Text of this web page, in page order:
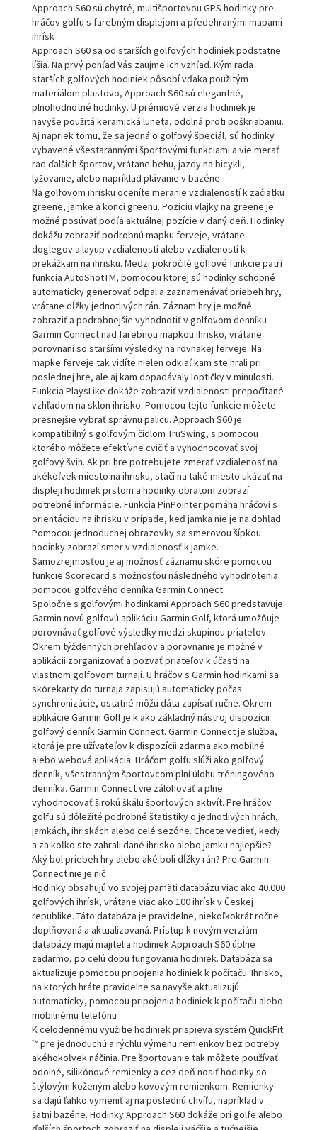
Approach S60 sú chytré, multišportovou GPS hodinky pre
hráčov golfu s farebným displejom a předehranými mapami
ihrísk
Approach S60 sa od starších golfových hodiniek podstatne
líšia. Na prvý pohľad Vás zaujme ich vzhľad. Kým rada
starších golfových hodiniek pôsobí vďaka použitým
materiálom plastovo, Approach S60 sú elegantné,
plnohodnotné hodinky. U prémiové verzia hodiniek je
navyše použitá keramická luneta, odolná proti poškriabaniu.
Aj napriek tomu, že sa jedná o golfový špeciál, sú hodinky
vybavené všestarannými športovými funkciami a vie merať
rad ďalších športov, vrátane behu, jazdy na bicykli,
lyžovanie, alebo napríklad plávanie v bazéne
Na golfovom ihrisku oceníte meranie vzdialeností k začiatku
greene, jamke a konci greenu. Pozíciu vlajky na greene je
možné posúvať podľa aktuálnej pozície v daný deň. Hodinky
dokážu zobraziť podrobnú mapku ferveje, vrátane
doglegov a layup vzdialeností alebo vzdialeností k
prekážkam na ihrisku. Medzi pokročilé golfové funkcie patrí
funkcia AutoShotTM, pomocou ktorej sú hodinky schopné
automaticky generovať odpal a zaznamenávať priebeh hry,
vrátane dĺžky jednotlivých rán. Záznam hry je možné
zobraziť a podrobnejšie vyhodnotiť v golfovom denníku
Garmin Connect nad farebnou mapkou ihrisko, vrátane
porovnaní so staršími výsledky na rovnakej ferveje. Na
mapke ferveje tak vidíte nielen odkiaľ kam ste hrali pri
poslednej hre, ale aj kam dopadávaly loptičky v minulosti.
Funkcia PlaysLike dokáže zobraziť vzdialenosti prepočítané
vzhľadom na sklon ihrisko. Pomocou tejto funkcie môžete
presnejšie vybrať správnu palicu. Approach S60 je
kompatibilný s golfovým čidlom TruSwing, s pomocou
ktorého môžete efektívne cvičiť a vyhodnocovať svoj
golfový švih. Ak pri hre potrebujete zmerať vzdialenosť na
akékoľvek miesto na ihrisku, stačí na také miesto ukázať na
displeji hodiniek prstom a hodinky obratom zobrazí
potrebné informácie. Funkcia PinPointer pomáha hráčovi s
orientáciou na ihrisku v prípade, keď jamka nie je na dohľad.
Pomocou jednoduchej obrazovky sa smerovou šípkou
hodinky zobrazí smer v vzdialenosť k jamke.
Samozrejmosťou je aj možnosť záznamu skóre pomocou
funkcie Scorecard s možnosťou následného vyhodnotenia
pomocou golfového denníka Garmin Connect
Spoločne s golfovými hodinkami Approach S60 predstavuje
Garmin novú golfovú aplikáciu Garmin Golf, ktorá umožňuje
porovnávať golfové výsledky medzi skupinou priateľov.
Okrem týždenných prehľadov a porovnanie je možné v
aplikácii zorganizovať a pozvať priateľov k účasti na
vlastnom golfovom turnaji. U hráčov s Garmin hodinkami sa
skórekarty do turnaja zapisujú automaticky počas
synchronizácie, ostatné môžu dáta zapísať ručne. Okrem
aplikácie Garmin Golf je k ako základný nástroj dispozícii
golfový denník Garmin Connect. Garmin Connect je služba,
ktorá je pre užívateľov k dispozícii zdarma ako mobilné
alebo webová aplikácia. Hráčom golfu slúži ako golfový
denník, všestranným športovcom plní úlohu tréningového
denníka. Garmin Connect vie zálohovať a plne
vyhodnocovať širokú škálu športových aktivít. Pre hráčov
golfu sú dôležité podrobné štatistiky o jednotlivých hrách,
jamkách, ihriskách alebo celé sezóne. Chcete vedieť, kedy
a za koľko ste zahrali dané ihrisko alebo jamku najlepšie?
Aký bol priebeh hry alebo aké boli dĺžky rán? Pre Garmin
Connect nie je nič
Hodinky obsahujú vo svojej pamäti databázu viac ako 40.000
golfových ihrísk, vrátane viac ako 100 ihrísk v Českej
republike. Táto databáza je pravidelne, niekoľkokrát ročne
doplňovaná a aktualizovaná. Prístup k novým verziám
databázy majú majitelia hodiniek Approach S60 úplne
zadarmo, po celú dobu fungovania hodiniek. Databáza sa
aktualizuje pomocou pripojenia hodiniek k počítaču. Ihrisko,
na ktorých hráte pravidelne sa navyše aktualizujú
automaticky, pomocou pripojenia hodiniek k počítaču alebo
mobilnému telefónu
K celodennému využitie hodiniek prispieva systém QuickFit
™ pre jednoduchú a rýchlu výmenu remienkov bez potreby
akéhokoľvek náčinia. Pre športovanie tak môžete používať
odolné, silikónové remienky a cez deň nosiť hodinky so
štýlovým koženým alebo kovovým remienkom. Remienky
sa dajú ľahko vymeniť aj na poslednú chvíľu, napríklad v
šatni bazéne. Hodinky Approach S60 dokáže pri golfe alebo